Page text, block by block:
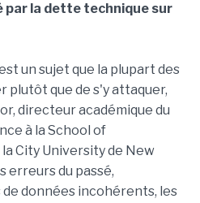
par la dette technique sur
un sujet que la plupart des
que de s'y attaquer,
directeur académique du
à la School of
City University de New
erreurs du passé,
données incohérents, les